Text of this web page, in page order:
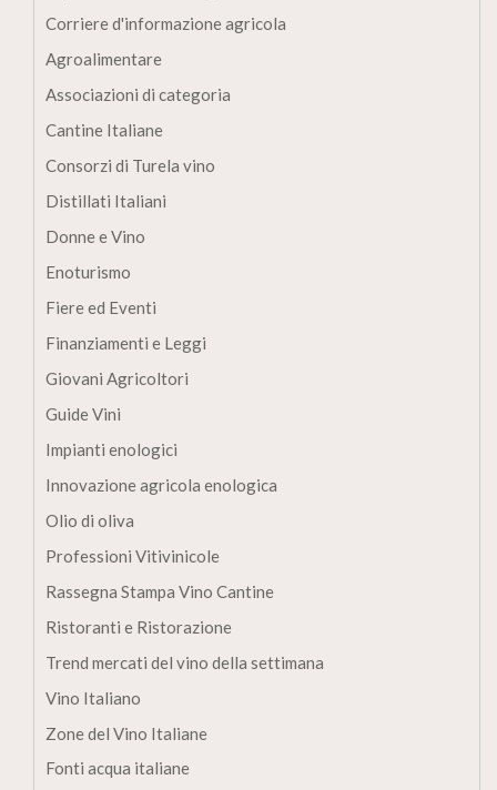
Corriere d'informazione agricola
Agroalimentare
Associazioni di categoria
Cantine Italiane
Consorzi di Turela vino
Distillati Italiani
Donne e Vino
Enoturismo
Fiere ed Eventi
Finanziamenti e Leggi
Giovani Agricoltori
Guide Vini
Impianti enologici
Innovazione agricola enologica
Olio di oliva
Professioni Vitivinicole
Rassegna Stampa Vino Cantine
Ristoranti e Ristorazione
Trend mercati del vino della settimana
Vino Italiano
Zone del Vino Italiane
Fonti acqua italiane